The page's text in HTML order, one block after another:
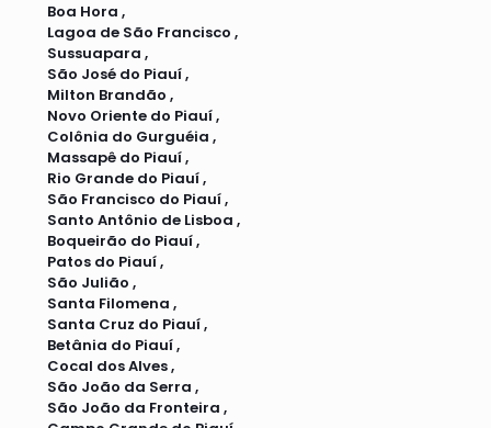
Boa Hora ,
Lagoa de São Francisco ,
Sussuapara ,
São José do Piauí ,
Milton Brandão ,
Novo Oriente do Piauí ,
Colônia do Gurguéia ,
Massapê do Piauí ,
Rio Grande do Piauí ,
São Francisco do Piauí ,
Santo Antônio de Lisboa ,
Boqueirão do Piauí ,
Patos do Piauí ,
São Julião ,
Santa Filomena ,
Santa Cruz do Piauí ,
Betânia do Piauí ,
Cocal dos Alves ,
São João da Serra ,
São João da Fronteira ,